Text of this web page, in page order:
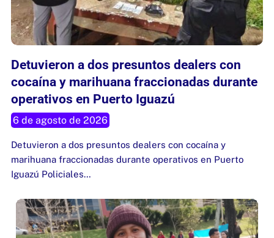
Detuvieron a dos presuntos dealers con
cocaína y marihuana fraccionadas durante
operativos en Puerto Iguazú
6 de agosto de 2026
Detuvieron a dos presuntos dealers con cocaína y
marihuana fraccionadas durante operativos en Puerto
Iguazú Policiales…